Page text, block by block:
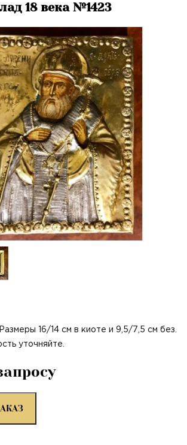
18 века №1423
16/14 см в киоте и 9,5/7,5 см без.
уточняйте.